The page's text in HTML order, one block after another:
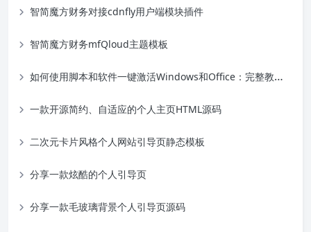
智简魔方财务对接cdnfly用户端模块插件
智简魔方财务mfQloud主题模板
如何使用脚本和软件一键激活Windows和Office：完整教程与工具推荐
一款开源简约、自适应的个人主页HTML源码
二次元卡片风格个人网站引导页静态模板
分享一款炫酷的个人引导页
分享一款毛玻璃背景个人引导页源码